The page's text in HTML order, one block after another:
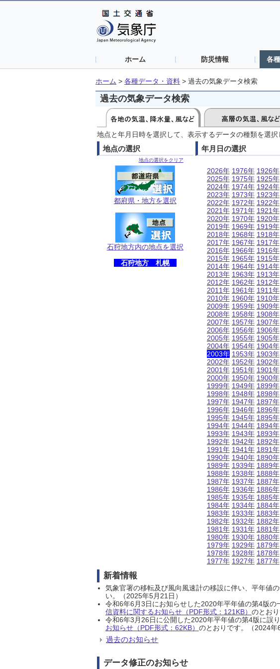
ホーム 防災情報 各
ホーム > 各種データ・資料 > 過去の気象データ検索
過去の気象データ検索
地点と年月日時を選択して、表示するデータの種類を選択
地点の選択
地点の選択をクリア
都府県・地方を選択
石狩地方内の地点を選択
石狩地方 札幌
年月日の選択
2026年
2025年
2024年
2023年
2022年
2021年
2020年
2019年
2018年
2017年
2016年
2015年
2014年
2013年
2012年
2011年
2010年
2009年
2008年
2007年
2006年
2005年
2004年
2003年
2002年
2001年
2000年
1999年
1998年
1997年
1996年
1995年
1994年
1993年
1992年
1991年
1990年
1989年
1988年
1987年
1986年
1985年
1984年
1983年
1982年
1981年
1980年
1979年
1978年
1977年
1976年
1975年
1974年
1973年
1972年
1971年
1970年
1969年
1968年
1967年
1966年
1965年
1964年
1963年
1962年
1961年
1960年
1959年
1958年
1957年
1956年
1955年
1954年
1953年
1952年
1951年
1950年
1949年
1948年
1947年
1946年
1945年
1944年
1943年
1942年
1941年
1940年
1939年
1938年
1937年
1936年
1935年
1934年
1933年
1932年
1931年
1930年
1929年
1928年
1927年
1926年
1925年
1924年
1923年
1922年
1921年
1920年
1919年
1918年
1917年
1916年
1915年
1914年
1913年
1912年
1911年
1910年
1909年
1908年
1907年
1906年
1905年
1904年
1903年
1902年
1901年
1900年
1899年
1898年
1897年
1896年
1895年
1894年
1893年
1892年
1891年
1890年
1889年
1888年
1887年
1886年
1885年
1884年
1883年
1882年
1881年
1880年
1879年
1878年
1877年
新着情報
気象官署の移転及び風向風速計の移設に伴い、平年値
い。（2025年5月21日）
令和6年6月3日にお知らせした2020年平年値の第4版
信資料に関するお知らせ（PDF形式：121KB） のとお
令和6年3月26日に公開した2020年平年値の第4版に誤
お知らせ（PDF形式：62KB） のとおりです。（2024年6
過去のお知らせ
データ修正のお知らせ